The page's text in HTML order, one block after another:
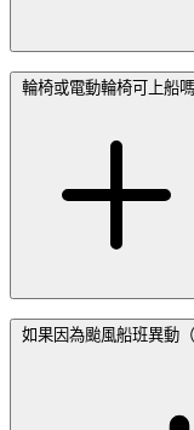
輪椅或電動輪椅可上船
如果因為颱風船班異動